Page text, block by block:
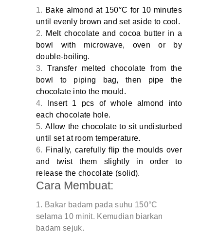
Bake almond at 150°C for 10 minutes
until evenly brown and set aside to cool.
Melt chocolate and cocoa butter in a
bowl with microwave, oven or by
double-boiling.
Transfer melted chocolate from the
bowl to piping bag, then pipe the
chocolate into the mould.
Insert 1 pcs of whole almond into
each chocolate hole.
Allow the chocolate to sit undisturbed
until set at room temperature.
Finally, carefully flip the moulds over
and twist them slightly in order to
release the chocolate (solid).
Cara Membuat:
Bakar badam pada suhu 150°C
selama 10 minit. Kemudian biarkan
badam sejuk.